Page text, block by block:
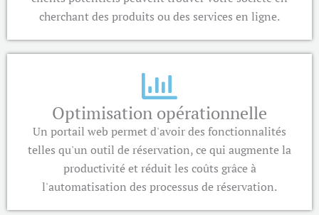
cherchant des produits ou des services en ligne.
Optimisation opérationnelle
Un portail web permet d'avoir des fonctionnalités
telles qu'un outil de réservation, ce qui augmente la
productivité et réduit les coûts grâce à
l'automatisation des processus de réservation.